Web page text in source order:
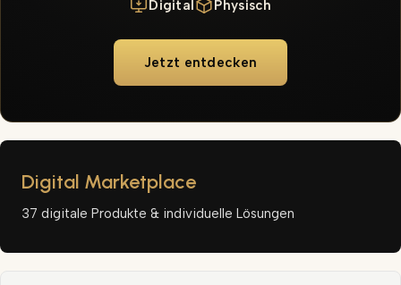
Digital Physisch
Jetzt entdecken
Digital Marketplace
37 digitale Produkte & individuelle Lösungen